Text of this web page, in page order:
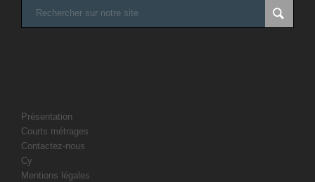
Présentation
Courts métrages
Contactez-nous
Cy
Mentions légales